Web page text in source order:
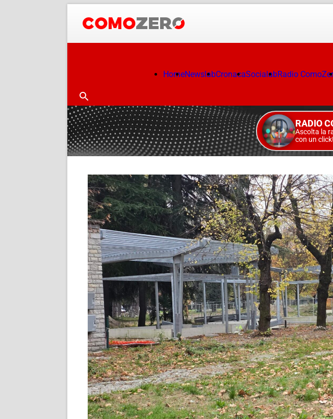
HomeNewslabCronacaSocialabRadio
RADIO
Ascolta la
con un click!